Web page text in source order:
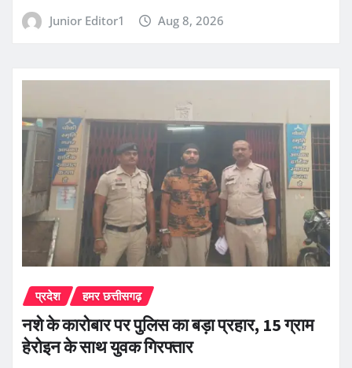
Junior Editor1 Aug 8, 2026
प्रदेश हमर छत्तीसगढ़
नशे के कारोबार पर पुलिस का बड़ा प्रहार, 15 ग्राम
हेरोइन के साथ युवक गिरफ्तार